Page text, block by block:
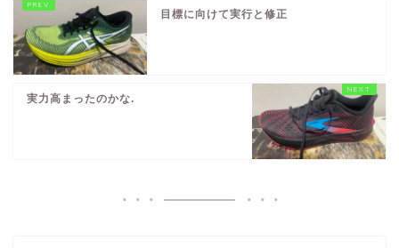
目標に向けて実行と修正
実力高まったのかな.